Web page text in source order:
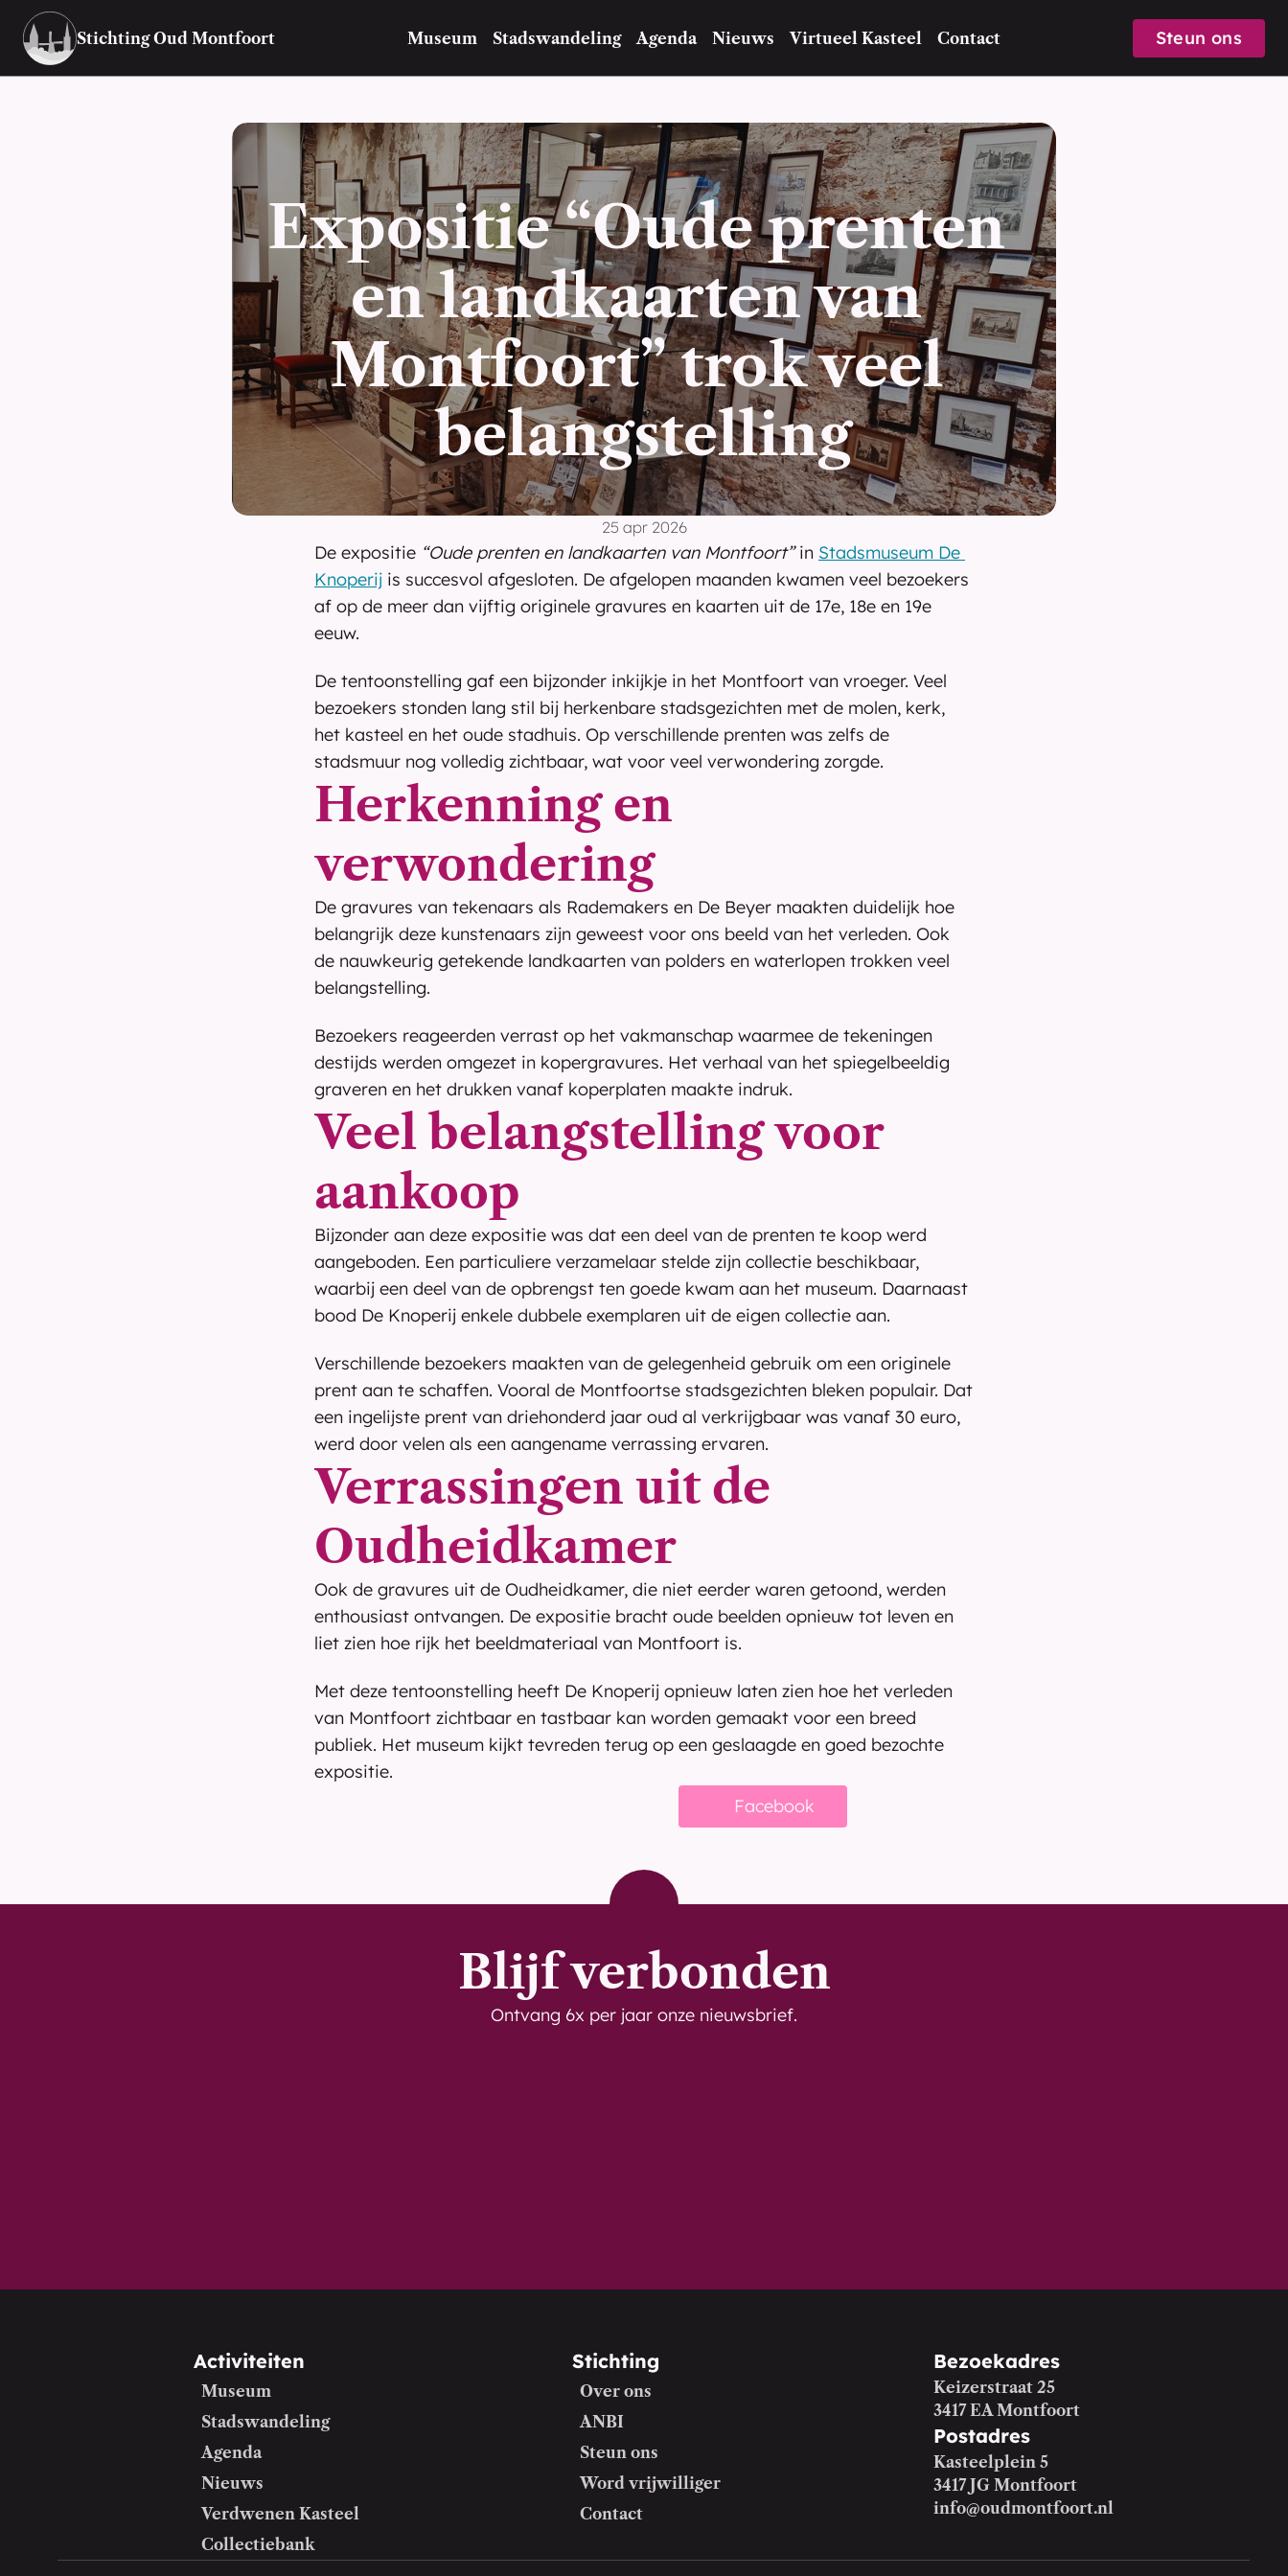
Stichting Oud Montfoort Museum Agenda Nieuws Virtueel Kasteel
Stadswandeling Contact Steun ons
Expositie “Oude prenten
en landkaarten van
Montfoort” trok veel
belangstelling
25 apr 2026
De expositie “Oude prenten en landkaarten van Montfoort” in Stadsmuseum De
Knoperij is succesvol afgesloten. De afgelopen maanden kwamen veel bezoekers
af op de meer dan vijftig originele gravures en kaarten uit de 17e, 18e en 19e
eeuw.
De tentoonstelling gaf een bijzonder inkijkje in het Montfoort van vroeger. Veel
bezoekers stonden lang stil bij herkenbare stadsgezichten met de molen, kerk,
het kasteel en het oude stadhuis. Op verschillende prenten was zelfs de
stadsmuur nog volledig zichtbaar, wat voor veel verwondering zorgde.
Herkenning en
verwondering
De gravures van tekenaars als Rademakers en De Beyer maakten duidelijk hoe
belangrijk deze kunstenaars zijn geweest voor ons beeld van het verleden. Ook
de nauwkeurig getekende landkaarten van polders en waterlopen trokken veel
belangstelling.
Bezoekers reageerden verrast op het vakmanschap waarmee de tekeningen
destijds werden omgezet in kopergravures. Het verhaal van het spiegelbeeldig
graveren en het drukken vanaf koperplaten maakte indruk.
Veel belangstelling voor
aankoop
Bijzonder aan deze expositie was dat een deel van de prenten te koop werd
aangeboden. Een particuliere verzamelaar stelde zijn collectie beschikbaar,
waarbij een deel van de opbrengst ten goede kwam aan het museum. Daarnaast
bood De Knoperij enkele dubbele exemplaren uit de eigen collectie aan.
Verschillende bezoekers maakten van de gelegenheid gebruik om een originele
prent aan te schaffen. Vooral de Montfoortse stadsgezichten bleken populair. Dat
een ingelijste prent van driehonderd jaar oud al verkrijgbaar was vanaf 30 euro,
werd door velen als een aangename verrassing ervaren.
Verrassingen uit de
Oudheidkamer
Ook de gravures uit de Oudheidkamer, die niet eerder waren getoond, werden
enthousiast ontvangen. De expositie bracht oude beelden opnieuw tot leven en
liet zien hoe rijk het beeldmateriaal van Montfoort is.
Met deze tentoonstelling heeft De Knoperij opnieuw laten zien hoe het verleden
van Montfoort zichtbaar en tastbaar kan worden gemaakt voor een breed
publiek. Het museum kijkt tevreden terug op een geslaagde en goed bezochte
expositie.
Facebook
Blijf verbonden
Ontvang 6x per jaar onze nieuwsbrief.
Activiteiten
Museum
Stadswandeling
Agenda
Nieuws
Verdwenen Kasteel
Collectiebank
Stichting
Over ons
ANBI
Steun ons
Word vrijwilliger
Contact
Bezoekadres
Keizerstraat 25
3417 EA Montfoort
Postadres
Kasteelplein 5
3417 JG Montfoort
info@oudmontfoort.nl